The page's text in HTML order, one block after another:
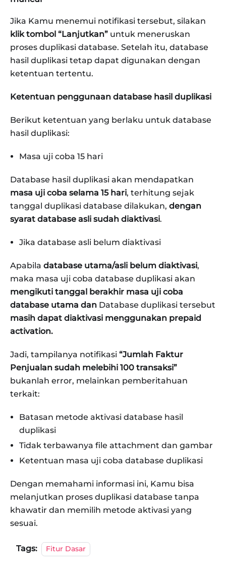
Jika Kamu menemui notifikasi tersebut, silakan
klik tombol “Lanjutkan” untuk meneruskan
proses duplikasi database. Setelah itu, database
hasil duplikasi tetap dapat digunakan dengan
ketentuan tertentu.
Ketentuan penggunaan database hasil duplikasi
Berikut ketentuan yang berlaku untuk database
hasil duplikasi:
Masa uji coba 15 hari
Database hasil duplikasi akan mendapatkan
masa uji coba selama 15 hari, terhitung sejak
tanggal duplikasi database dilakukan, dengan
syarat database asli sudah diaktivasi.
Jika database asli belum diaktivasi
Apabila database utama/asli belum diaktivasi,
maka masa uji coba database duplikasi akan
mengikuti tanggal berakhir masa uji coba
database utama dan Database duplikasi tersebut
masih dapat diaktivasi menggunakan prepaid
activation.
Jadi, tampilanya notifikasi “Jumlah Faktur
Penjualan sudah melebihi 100 transaksi”
bukanlah error, melainkan pemberitahuan
terkait:
Batasan metode aktivasi database hasil
duplikasi
Tidak terbawanya file attachment dan gambar
Ketentuan masa uji coba database duplikasi
Dengan memahami informasi ini, Kamu bisa
melanjutkan proses duplikasi database tanpa
khawatir dan memilih metode aktivasi yang
sesuai.
Tags: Fitur Dasar